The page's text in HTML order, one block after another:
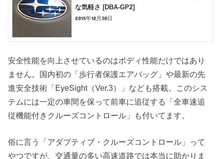
な気軽さ [DBA-GP2]
2015年12月30日
安全性能を向上させているのはボディ性能だけではあり
ません。国内初の「歩行者保護エアバッグ」や最新の先
進安全技術「EyeSight（Ver.3）」なども搭載。このシス
テムには一定の車間を保って前車に追従する「全車速追
従機能付きクルーズコントロール」も付いてます。
俗に言う「アダプティブ・クルーズコントロール」って
やつですが、交通量の多い高速道路では本当に助かりま